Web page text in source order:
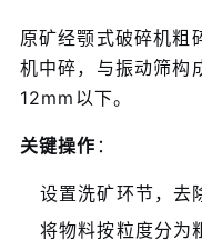
原矿经颚式破碎机粗
机中碎，与振动筛构
12mm以下。
关键操作 ：
设置洗矿环节，去
将物料按粒度分为